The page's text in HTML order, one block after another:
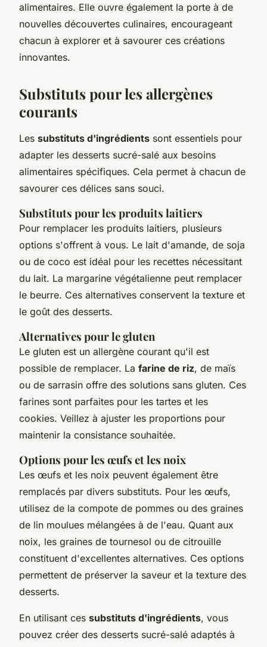
alimentaires. Elle ouvre également la porte à de
nouvelles découvertes culinaires, encourageant
chacun à explorer et à savourer ces créations
innovantes.
Substituts pour les allergènes
courants
Les substituts d'ingrédients sont essentiels pour
adapter les desserts sucré-salé aux besoins
alimentaires spécifiques. Cela permet à chacun de
savourer ces délices sans souci.
Substituts pour les produits laitiers
Pour remplacer les produits laitiers, plusieurs
options s'offrent à vous. Le lait d'amande, de soja
ou de coco est idéal pour les recettes nécessitant
du lait. La margarine végétalienne peut remplacer
le beurre. Ces alternatives conservent la texture et
le goût des desserts.
Alternatives pour le gluten
Le gluten est un allergène courant qu'il est
possible de remplacer. La farine de riz, de maïs
ou de sarrasin offre des solutions sans gluten. Ces
farines sont parfaites pour les tartes et les
cookies. Veillez à ajuster les proportions pour
maintenir la consistance souhaitée.
Options pour les œufs et les noix
Les œufs et les noix peuvent également être
remplacés par divers substituts. Pour les œufs,
utilisez de la compote de pommes ou des graines
de lin moulues mélangées à de l'eau. Quant aux
noix, les graines de tournesol ou de citrouille
constituent d'excellentes alternatives. Ces options
permettent de préserver la saveur et la texture des
desserts.
En utilisant ces substituts d'ingrédients, vous
pouvez créer des desserts sucré-salé adaptés à